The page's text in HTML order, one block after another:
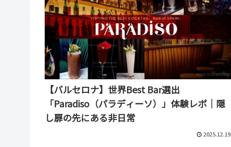
【バルセロナ】世界Best Bar選出
「Paradiso（パラディーソ）」体験レポ｜隠
し扉の先にある非日常
2025.12.19